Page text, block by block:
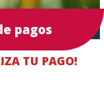
pagos
TU PAGO!